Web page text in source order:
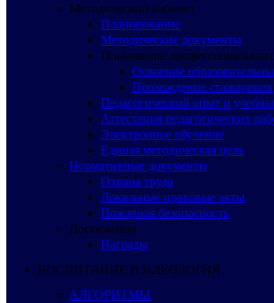
Методический кабинет
Планирование
Методические документы
Повышение
Освоение
Прохождение стажировок
Педагогический опыт и
Аттестация педагогических
Электронное обучение
Единая методическая цель
Нормативные документы
Охрана труда
Локальные правовые акты
Пожарная безопасность
Достижения
Награды
ВОСПИТАНИЕ И ИДЕОЛОГИЯ
АЛГОРИТМЫ